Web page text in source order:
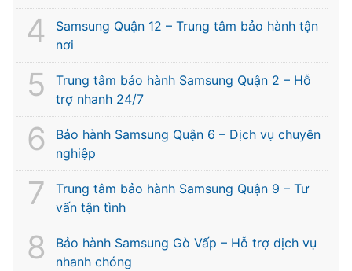
Samsung Quận 12 – Trung tâm bảo hành tận
nơi
Trung tâm bảo hành Samsung Quận 2 – Hỗ
trợ nhanh 24/7
Bảo hành Samsung Quận 6 – Dịch vụ chuyên
nghiệp
Trung tâm bảo hành Samsung Quận 9 – Tư
vấn tận tình
Bảo hành Samsung Gò Vấp – Hỗ trợ dịch vụ
nhanh chóng